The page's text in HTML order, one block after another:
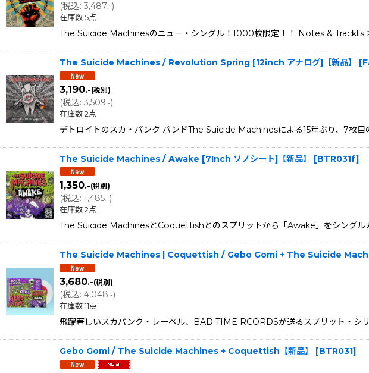
(税込: 3,487.-)
在庫数 5点
The Suicide Machinesのニュー・シングル！1000枚限定！！ Notes & Tracklis
The Suicide Machines / Revolution Spring [12inch アナログ]【新品】 [
3,190.-(税別)
(税込: 3,509 .-)
在庫数 2点
デトロイトのスカ・パンク バンドThe Suicide Machinesによる15年ぶり、7
The Suicide Machines / Awake [7Inch ソノシート]【新品】 [BTR031f]
1,350.-(税別)
(税込: 1,485.-)
在庫数 2点
The Suicide MachinesとCoquettishとのスプリットから「Awake」をシングル
The Suicide Machines | Coquettish / Gebo Gomi + The Suicide
3,680.-(税別)
(税込: 4,048.-)
在庫数 11点
飛躍著しいスカパンク・レーベル、BAD TIME RCORDSが送るスプリット・
Gebo Gomi / The Suicide Machines + Coquettish【新品】 [BTR031]